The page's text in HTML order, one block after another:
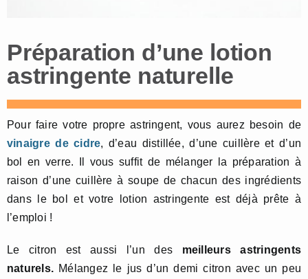
Préparation d’une lotion
astringente naturelle
Pour faire votre propre astringent, vous aurez besoin de
vinaigre de cidre, d’eau distillée, d’une cuillère et d’un
bol en verre. Il vous suffit de mélanger la préparation à
raison d’une cuillère à soupe de chacun des ingrédients
dans le bol et votre lotion astringente est déjà prête à
l’emploi !
Le citron est aussi l’un des meilleurs astringents
naturels. Mélangez le jus d’un demi citron avec un peu